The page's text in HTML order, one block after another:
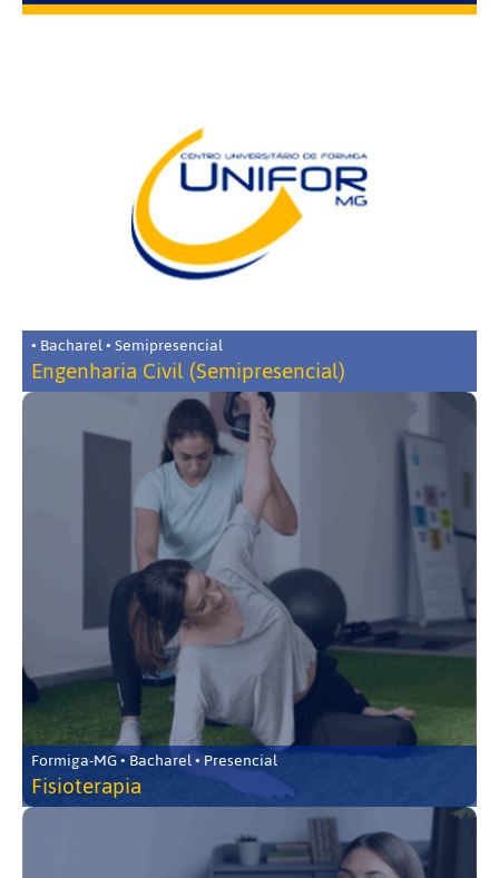
• Bacharel • Semipresencial
Engenharia Civil (Semipresencial)
Formiga-MG • Bacharel • Presencial
Fisioterapia